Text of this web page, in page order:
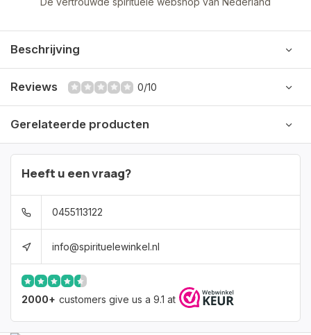
Beschrijving
Reviews 0/10
Gerelateerde producten
Heeft u een vraag?
0455113122
info@spirituelewinkel.nl
2000+ customers give us a 9.1 at